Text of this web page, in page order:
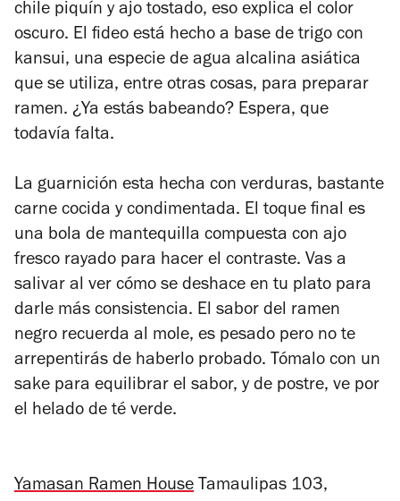
chile piquín y ajo tostado, eso explica el color
oscuro. El fideo está hecho a base de trigo con
kansui, una especie de agua alcalina asiática
que se utiliza, entre otras cosas, para preparar
ramen. ¿Ya estás babeando? Espera, que
todavía falta.
La guarnición esta hecha con verduras, bastante
carne cocida y condimentada. El toque final es
una bola de mantequilla compuesta con ajo
fresco rayado para hacer el contraste. Vas a
salivar al ver cómo se deshace en tu plato para
darle más consistencia. El sabor del ramen
negro recuerda al mole, es pesado pero no te
arrepentirás de haberlo probado. Tómalo con un
sake para equilibrar el sabor, y de postre, ve por
el helado de té verde.
Yamasan Ramen House Tamaulipas 103,